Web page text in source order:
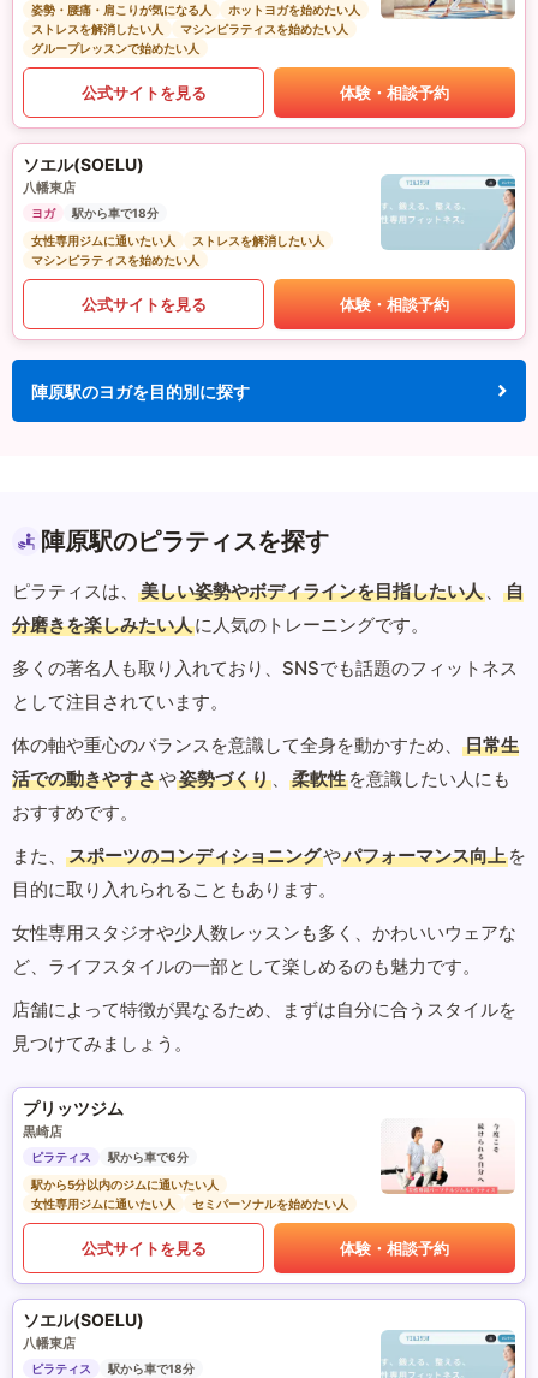
姿勢・腰痛・肩こりが気になる人
ホットヨガを始めたい人
ストレスを解消したい人
マシンピラティスを始めたい人
グループレッスンで始めたい人
公式サイトを見る 体験・相談予約
ソエル(SOELU)
八幡東店
ヨガ
駅から車で18分
女性専用ジムに通いたい人
ストレスを解消したい人
マシンピラティスを始めたい人
公式サイトを見る 体験・相談予約
陣原駅のヨガを目的別に探す
陣原駅のピラティスを探す
ピラティスは、 美しい姿勢やボディラインを目指したい人 、
自
分磨きを楽しみたい人に人気のトレーニングです。
多くの著名人も取り入れており、SNSでも話題のフィットネス
として注目されています。
体の軸や重心のバランスを意識して全身を動かすため、
日常生
活での動きやすさや姿勢づくり 、 柔軟性 を意識したい人にも
おすすめです。
また、
スポーツのコンディショニングやパフォーマンス向上 を
目的に取り入れられることもあります。
女性専用スタジオや少人数レッスンも多く、かわいいウェアな
ど、ライフスタイルの一部として楽しめるのも魅力です。
店舗によって特徴が異なるため、まずは自分に合うスタイルを
見つけてみましょう。
プリッツジム
黒崎店
ピラティス
駅から車で6分
駅から5分以内のジムに通いたい人
女性専用ジムに通いたい人
セミパーソナルを始めたい人
公式サイトを見る 体験・相談予約
ソエル(SOELU)
八幡東店
ピラティス
駅から車で18分